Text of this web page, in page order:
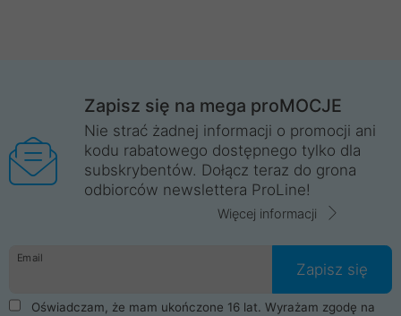
Zapisz się na mega proMOCJE
Nie strać żadnej informacji o promocji ani
kodu rabatowego dostępnego tylko dla
subskrybentów. Dołącz teraz do grona
odbiorców newslettera ProLine!
Więcej informacji
Email
Zapisz się
Oświadczam, że mam ukończone 16 lat. Wyrażam zgodę na